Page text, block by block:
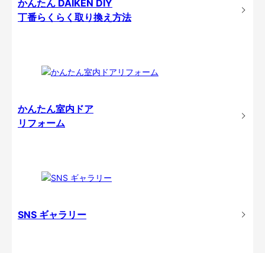
かんたん DAIKEN DIY
丁番らくらく取り換え方法
かんたん室内ドア
リフォーム
SNS ギャラリー